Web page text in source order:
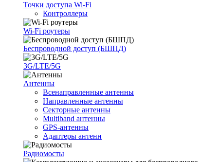
Точки доступа Wi-Fi
Контроллеры
Wi-Fi роутеры
Беспроводной доступ (БШПД)
3G/LTE/5G
Антенны
Всенаправленные антенны
Направленные антенны
Секторные антенны
Multiband антенны
GPS-антенны
Адаптеры антенн
Радиомосты